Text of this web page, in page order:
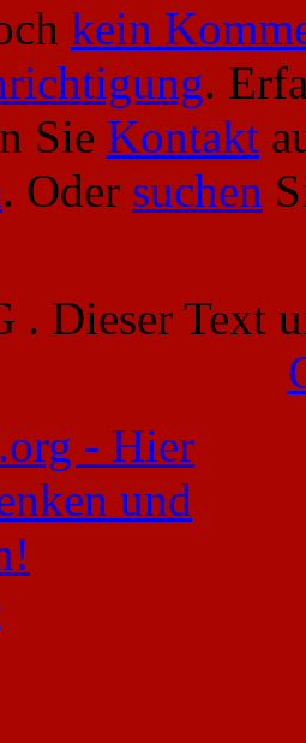
kein
.
Sie Kontakt
. Oder suchen
. Dieser Text